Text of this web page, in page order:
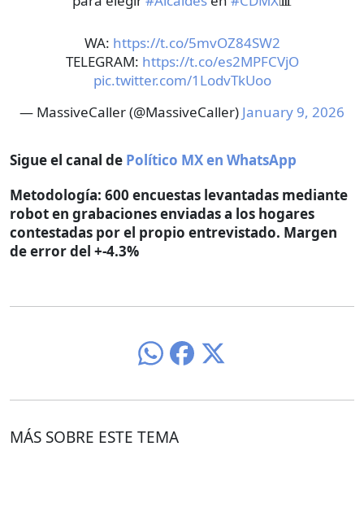
WA: https://t.co/5mvOZ84SW2
TELEGRAM: https://t.co/es2MPFCVjO
pic.twitter.com/1LodvTkUoo
— MassiveCaller (@MassiveCaller) January 9, 2026
Sigue el canal de Político MX en WhatsApp
Metodología: 600 encuestas levantadas mediante
robot en grabaciones enviadas a los hogares
contestadas por el propio entrevistado. Margen
de error del +-4.3%
MÁS SOBRE ESTE TEMA